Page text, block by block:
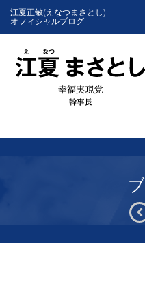
江夏正敏(えなつまさとし)
オフィシャルブログ